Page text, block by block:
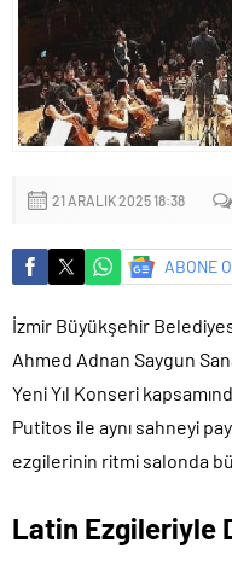
Küçük işletmeler
21 ARALIK 2025 18:38
ABONE
İzmir Büyükşehir
Ahmed Adnan Saygun
Yeni Yıl Konseri
Putitos ile aynı sahneyi
ezgilerinin ritmi salonda
Latin Ezgileriyle